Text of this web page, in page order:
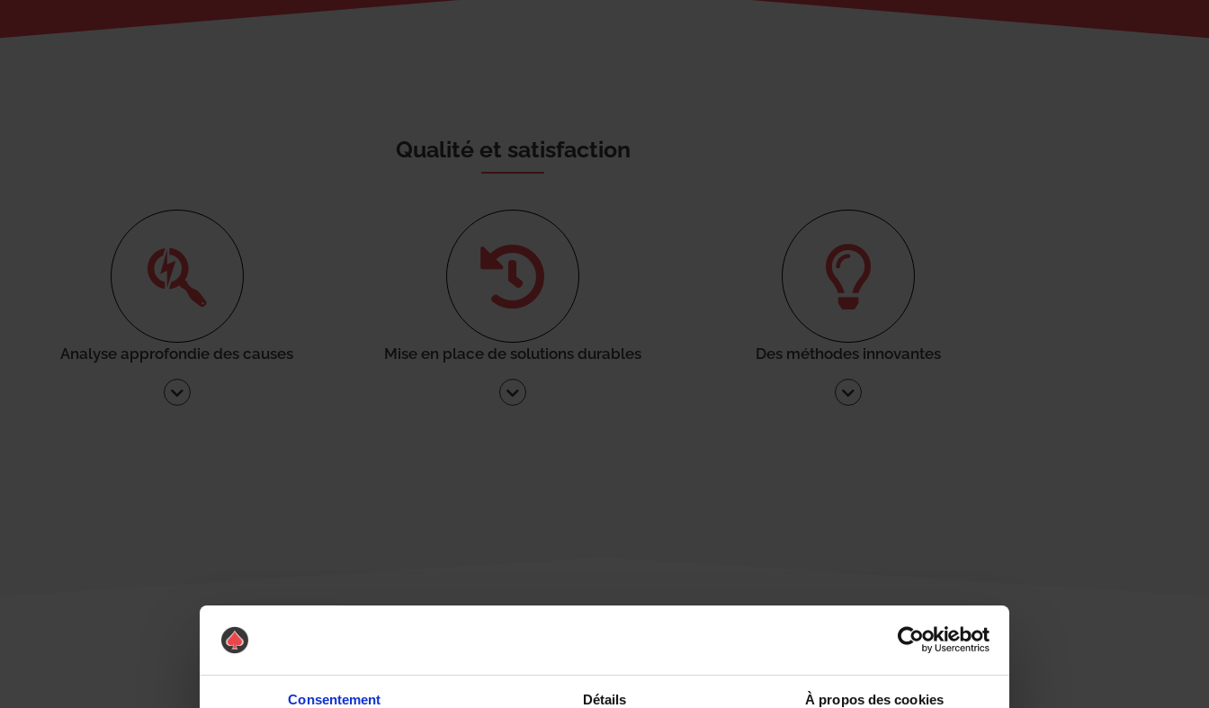
Consentement Détails À propos des cookies
Qualité et satisfaction
Analyse approfondie des causes Mise en place de solutions durables Des méthodes innovantes
Une urgence ?